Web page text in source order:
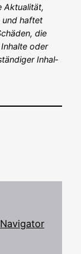
Aktua­li­tät,
und haf­tet
die
oder
Inhal­
Navigator